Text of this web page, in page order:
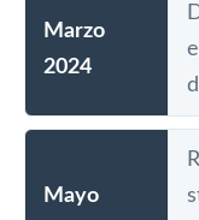
Marzo
2024
Mayo